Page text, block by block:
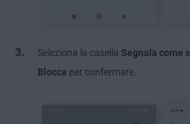
Seleziona la casella Segnala come
Blocca per confermare.